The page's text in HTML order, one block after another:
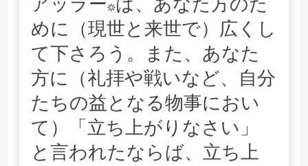
アッラー*は、あなた方のた
めに（現世と来世で）広くし
て下さろう。また、あなた
方に（礼拝や戦いなど、自分
たちの益となる物事におい
て）「立ち上がりなさい」
と言われたならば、立ち上